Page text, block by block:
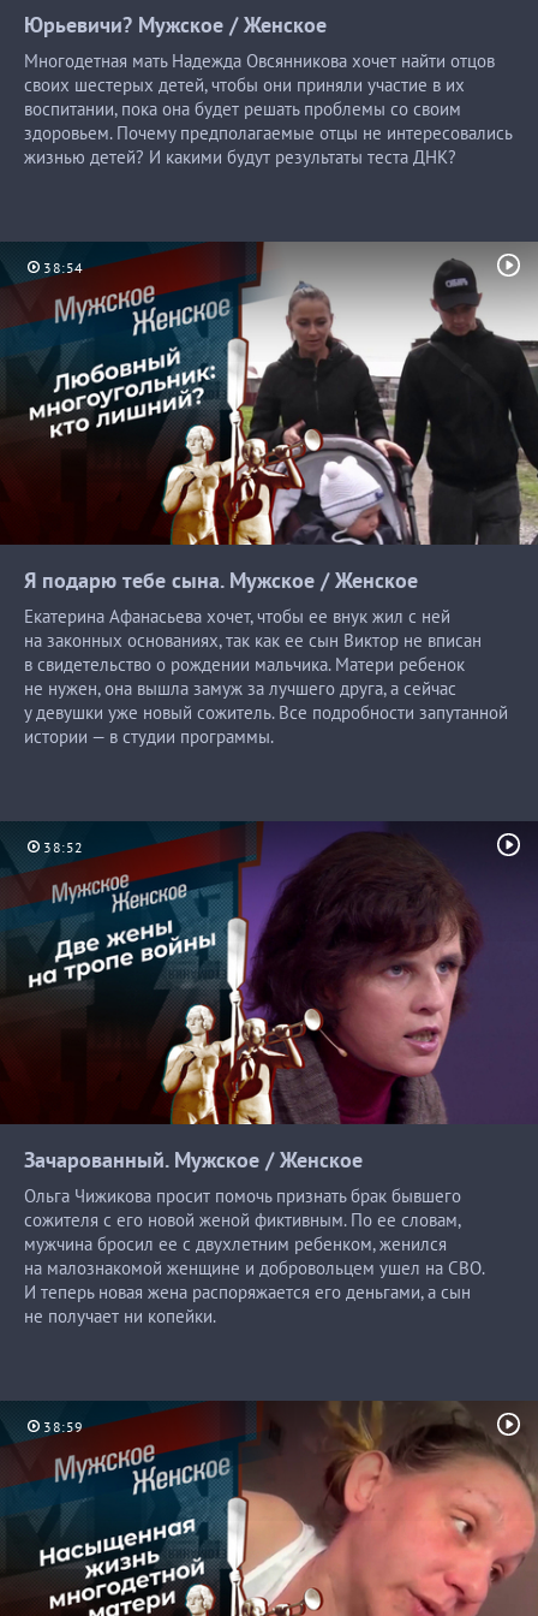
Юрьевичи? Мужское /Женское
Многодетная мать Надежда Овсянникова хочет найти отцов
своих шестерых детей, чтобы они приняли участие в их
воспитании, пока она будет решать проблемы со своим
здоровьем. Почему предполагаемые отцы не интересовались
жизнью детей? И какими будут результаты теста ДНК?
38:54
Я подарю тебе сына. Мужское /Женское
Екатерина Афанасьева хочет, чтобы ее внук жил с ней
на законных основаниях, так как ее сын Виктор не вписан
в свидетельство о рождении мальчика. Матери ребенок
не нужен, она вышла замуж за лучшего друга, а сейчас
у девушки уже новый сожитель. Все подробности запутанной
истории — в студии программы.
38:52
Зачарованный. Мужское /Женское
Ольга Чижикова просит помочь признать брак бывшего
сожителя с его новой женой фиктивным. По ее словам,
мужчина бросил ее с двухлетним ребенком, женился
на малознакомой женщине и добровольцем ушел на СВО.
И теперь новая жена распоряжается его деньгами, а сын
не получает ни копейки.
38:59